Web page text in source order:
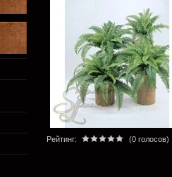
Рейтинг: (0 голосов)